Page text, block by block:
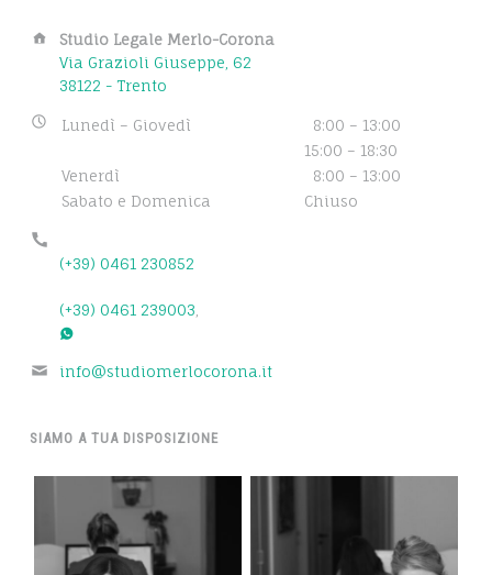
Address:
Studio Legale Merlo-Corona
Via Grazioli Giuseppe, 62
38122 - Trento
Business
Lunedì – Giovedì
8:00 – 13:00
15:00 – 18:30
Venerdì
8:00 – 13:00
Sabato e Domenica
Chiuso
number:
(+39) 0461 230852
(+39) 0461 239003,
Email
info@studiomerlocorona.it
SIAMO A TUA DISPOSIZIONE